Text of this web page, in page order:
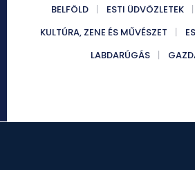
BELFÖLD ESTI ÜDVÖZLETEK
KULTÚRA, ZENE ÉS MŰVÉSZET
LABDARÚGÁS